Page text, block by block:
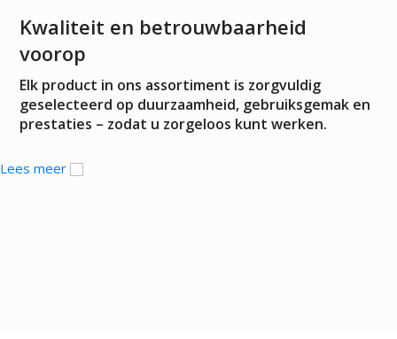
Kwaliteit en betrouwbaarheid
voorop
Elk product in ons assortiment is zorgvuldig
geselecteerd op duurzaamheid, gebruiksgemak en
prestaties – zodat u zorgeloos kunt werken.
Lees meer